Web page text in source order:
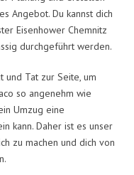
Angebot. Du kannst dich
Eisenhower Chemnitz
durchgeführt werden.
und Tat zur Seite, um
so angenehm wie
Umzug eine
kann. Daher ist es unser
zu machen und dich von